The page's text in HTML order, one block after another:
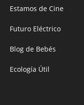
Estamos de Cine
Futuro Eléctrico
Blog de Bebés
Ecología Útil